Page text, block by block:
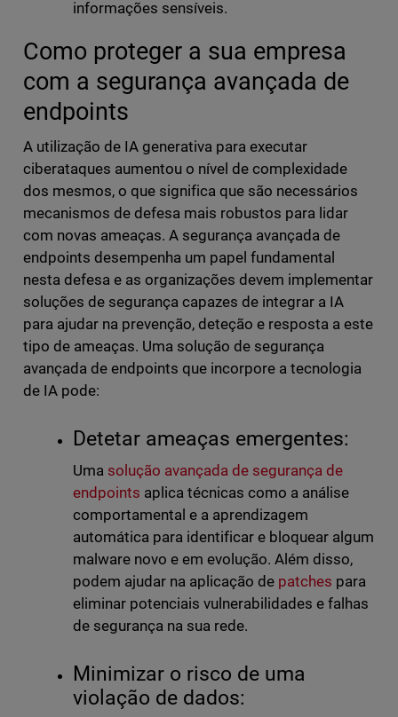
informações sensíveis.
Como proteger a sua empresa
com a segurança avançada de
endpoints
A utilização de IA generativa para executar
ciberataques aumentou o nível de complexidade
dos mesmos, o que significa que são necessários
mecanismos de defesa mais robustos para lidar
com novas ameaças. A segurança avançada de
endpoints desempenha um papel fundamental
nesta defesa e as organizações devem implementar
soluções de segurança capazes de integrar a IA
para ajudar na prevenção, deteção e resposta a este
tipo de ameaças. Uma solução de segurança
avançada de endpoints que incorpore a tecnologia
de IA pode:
Detetar ameaças emergentes:
Uma solução avançada de segurança de
endpoints aplica técnicas como a análise
comportamental e a aprendizagem
automática para identificar e bloquear algum
malware novo e em evolução. Além disso,
podem ajudar na aplicação de patches para
eliminar potenciais vulnerabilidades e falhas
de segurança na sua rede.
Minimizar o risco de uma
violação de dados: